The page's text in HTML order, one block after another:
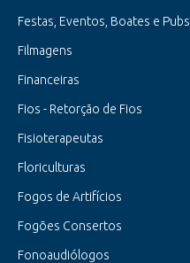
Festas, Eventos, Boates e Pubs
Filmagens
Financeiras
Fios - Retorção de Fios
Fisioterapeutas
Floriculturas
Fogos de Artifícios
Fogões Consertos
Fonoaudiólogos